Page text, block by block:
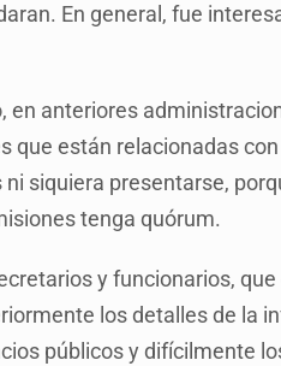
En general, fue
en anteriores
que están relacionadas
siquiera presentarse,
tenga quórum.
y funcionarios,
los detalles de la
públicos y difícilmente